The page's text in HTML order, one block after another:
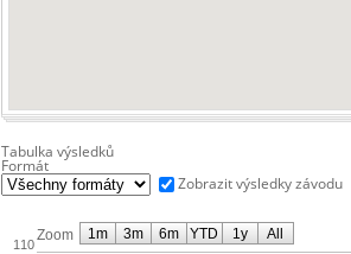
Tabulka výsledků
Formát
Zobrazit výsledky závodu
Zoom
110
1m 3m 6m YTD 1y All